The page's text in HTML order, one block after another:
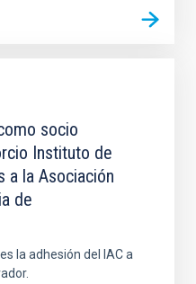
socio
Instituto de
a la Asociación
de
la adhesión del IAC a